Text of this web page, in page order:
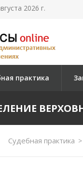
2026 г.
практика
Судебная практика >